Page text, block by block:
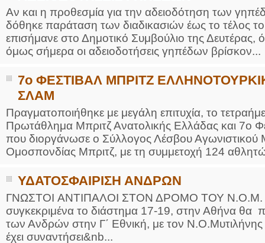
Αν και η προθεσμία για την αδειοδότηση των
δόθηκε παράταση των διαδικασιών έως το τέλος
επισήμανε στο Δημοτικό Συμβούλιο της Δευτέρας,
όμως σήμερα οι αδειοδοτήσεις γηπέδων βρίσκον...
7ο ΦΕΣΤΙΒΑΛ ΜΠΡΙΤΖ
ΣΛΑΜ
Πραγματοποιήθηκε με μεγάλη επιτυχία, το
Πρωτάθλημα Μπριτζ Ανατολικής Ελλάδας και 7ο
που διοργάνωσε ο Σύλλογος Λέσβου Αγωνιστικού
Ομοσπονδίας Μπριτζ, με τη συμμετοχή 124
ΥΔΑΤΟΣΦΑΙΡΙΣΗ ΑΝΔΡΩΝ
ΓΝΩΣΤΟΙ ΑΝΤΙΠΑΛΟΙ ΣΤΟΝ ΔΡΟΜΟ ΤΟΥ Ν.Ο.Μ.
συγκεκριμένα το διάστημα 17-19, στην Αθήνα θα
των Ανδρών στην Γ΄ Εθνική, με τον
έχει συναντήσει&nb...